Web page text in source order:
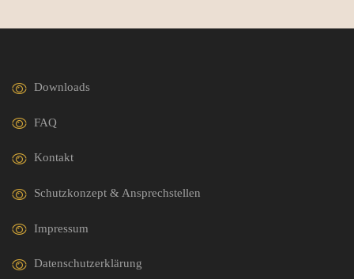
Downloads
FAQ
Kontakt
Schutzkonzept & Ansprechstellen
Impressum
Datenschutzerklärung